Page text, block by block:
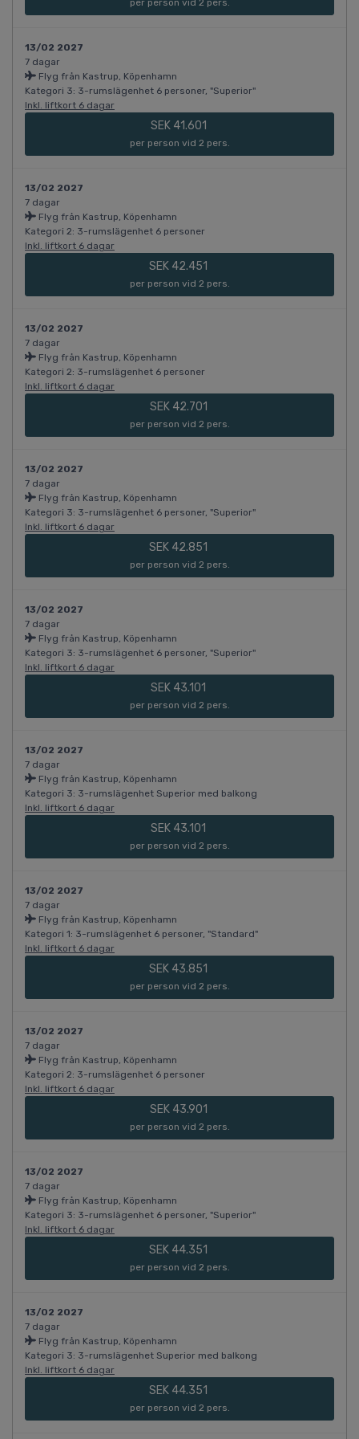
13/02 2027
7 dagar
Flyg från Kastrup, Köpenhamn
Kategori 3: 3-rumslägenhet 6 personer, "Superior"
Inkl. liftkort 6 dagar
SEK 41.601
per person vid 2 pers.
13/02 2027
7 dagar
Flyg från Kastrup, Köpenhamn
Kategori 2: 3-rumslägenhet 6 personer
Inkl. liftkort 6 dagar
SEK 42.451
per person vid 2 pers.
13/02 2027
7 dagar
Flyg från Kastrup, Köpenhamn
Kategori 2: 3-rumslägenhet 6 personer
Inkl. liftkort 6 dagar
SEK 42.701
per person vid 2 pers.
13/02 2027
7 dagar
Flyg från Kastrup, Köpenhamn
Kategori 3: 3-rumslägenhet 6 personer, "Superior"
Inkl. liftkort 6 dagar
SEK 42.851
per person vid 2 pers.
13/02 2027
7 dagar
Flyg från Kastrup, Köpenhamn
Kategori 3: 3-rumslägenhet 6 personer, "Superior"
Inkl. liftkort 6 dagar
SEK 43.101
per person vid 2 pers.
13/02 2027
7 dagar
Flyg från Kastrup, Köpenhamn
Kategori 3: 3-rumslägenhet Superior med balkong
Inkl. liftkort 6 dagar
SEK 43.101
per person vid 2 pers.
13/02 2027
7 dagar
Flyg från Kastrup, Köpenhamn
Kategori 1: 3-rumslägenhet 6 personer, "Standard"
Inkl. liftkort 6 dagar
SEK 43.851
per person vid 2 pers.
13/02 2027
7 dagar
Flyg från Kastrup, Köpenhamn
Kategori 2: 3-rumslägenhet 6 personer
Inkl. liftkort 6 dagar
SEK 43.901
per person vid 2 pers.
13/02 2027
7 dagar
Flyg från Kastrup, Köpenhamn
Kategori 3: 3-rumslägenhet 6 personer, "Superior"
Inkl. liftkort 6 dagar
SEK 44.351
per person vid 2 pers.
13/02 2027
7 dagar
Flyg från Kastrup, Köpenhamn
Kategori 3: 3-rumslägenhet Superior med balkong
Inkl. liftkort 6 dagar
SEK 44.351
per person vid 2 pers.